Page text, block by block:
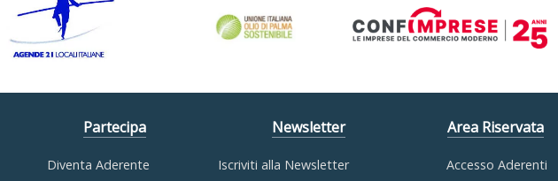
Partecipa
Diventa Aderente
Newsletter
Iscriviti alla Newsletter
Area Riservata
Accesso Aderenti